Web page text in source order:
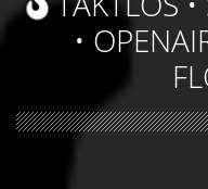
•